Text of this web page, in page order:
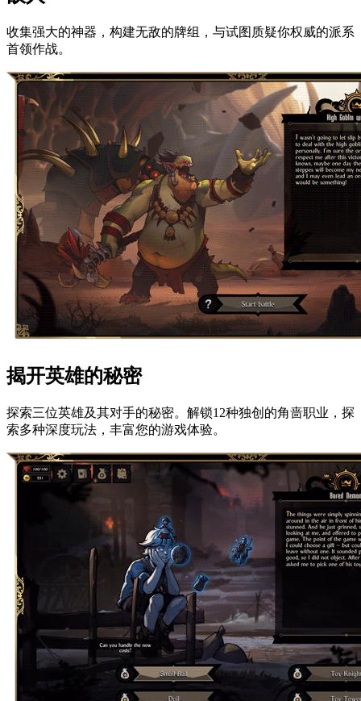
收集强大的神器，构建无敌的牌组，与试图质疑你权威的派系
首领作战。
揭开英雄的秘密
探索三位英雄及其对手的秘密。解锁12种独创的角啬职业，探
索多种深度玩法，丰富您的游戏体验。